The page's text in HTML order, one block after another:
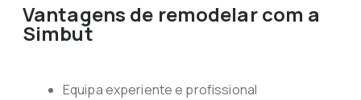
Vantagens de remodelar com a
Simbut
Equipa experiente e profissional